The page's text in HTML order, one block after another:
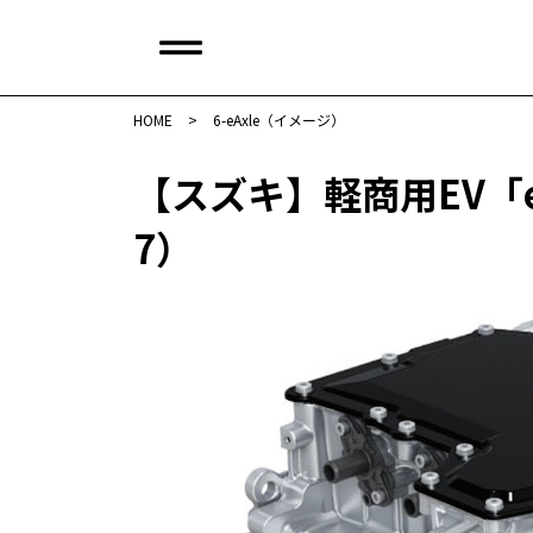
HOME > 6-eAxle（イメージ）
【スズキ】軽商用EV
7）